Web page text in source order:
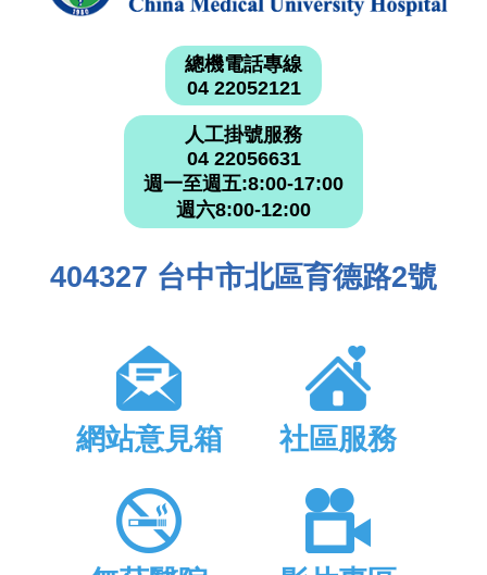
總機電話專線
04 22052121
人工掛號服務
04 22056631
週一至週五:8:00-17:00
週六8:00-12:00
404327 台中市北區育德路2號
網站意見箱 社區服務